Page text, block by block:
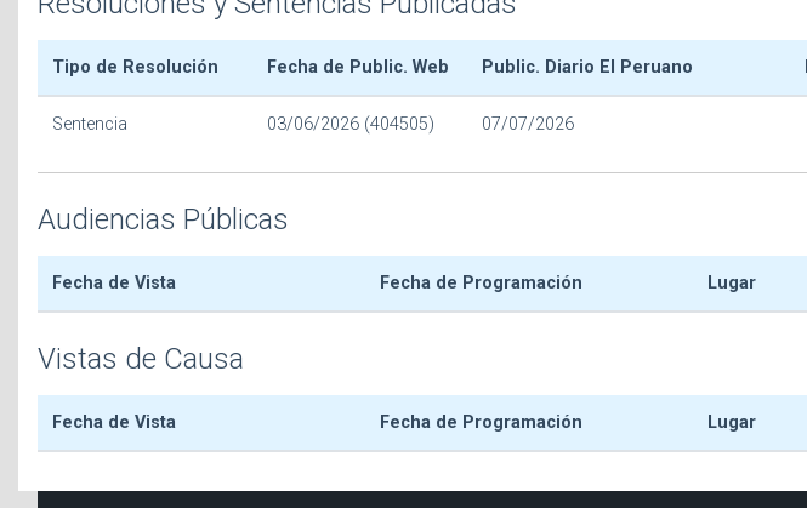
Tipo de Resolución Fecha de Public. Web Public. Diario El Peruano
Sentencia 03/06/2026 (404505) 07/07/2026
Audiencias Públicas
Fecha de Vista Fecha de Programación Lugar
Vistas de Causa
Fecha de Vista Fecha de Programación Lugar